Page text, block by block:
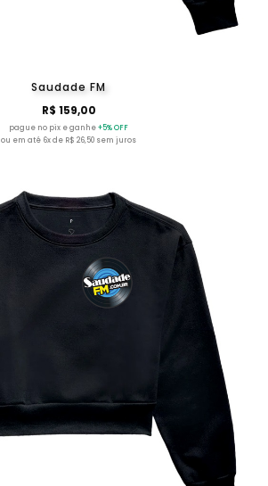
Saudade FM
R$ 159,00
pague no pix e ganhe+5% OFF
ou em até 6x de R$ 26,50 sem juros